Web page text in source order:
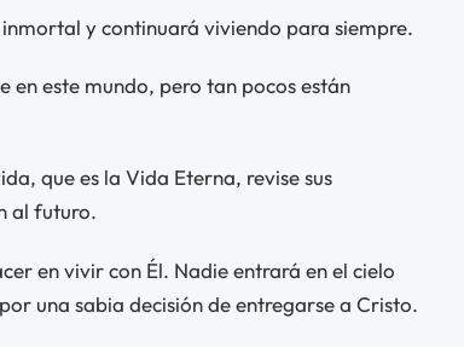
y continuará viviendo para siempre.
este mundo, pero tan pocos están
que es la Vida Eterna, revise sus
al futuro.
en vivir con Él. Nadie entrará en el cielo
una sabia decisión de entregarse a Cristo.